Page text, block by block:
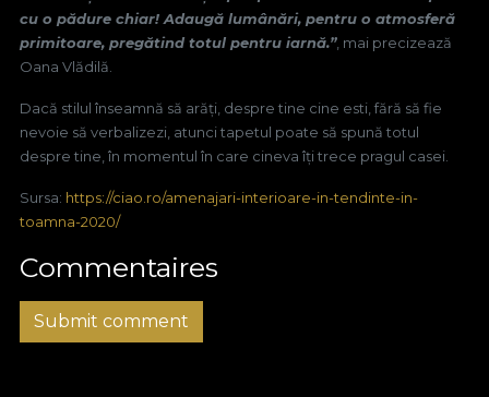
cu o pădure chiar! Adaugă lumânări, pentru o atmosferă
primitoare, pregătind totul pentru iarnă.”, mai precizează
Oana Vlădilă.
Dacă stilul înseamnă să arăți, despre tine cine esti, fără să fie
nevoie să verbalizezi, atunci tapetul poate să spună totul
despre tine, în momentul în care cineva îți trece pragul casei.
Sursa: https://ciao.ro/amenajari-interioare-in-tendinte-in-
toamna-2020/
Commentaires
Submit comment